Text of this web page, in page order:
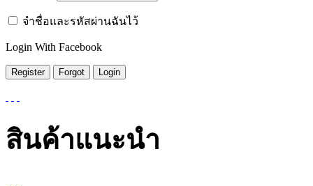
จำชื่อและรหัสผ่านฉันไว้
Login With Facebook
สินค้าแนะนำ